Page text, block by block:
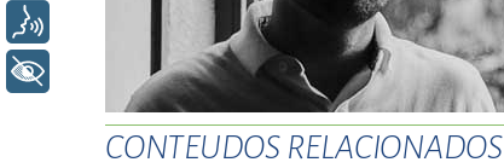
CONTEUDOS RELACIONADOS
+ Acessibilidade